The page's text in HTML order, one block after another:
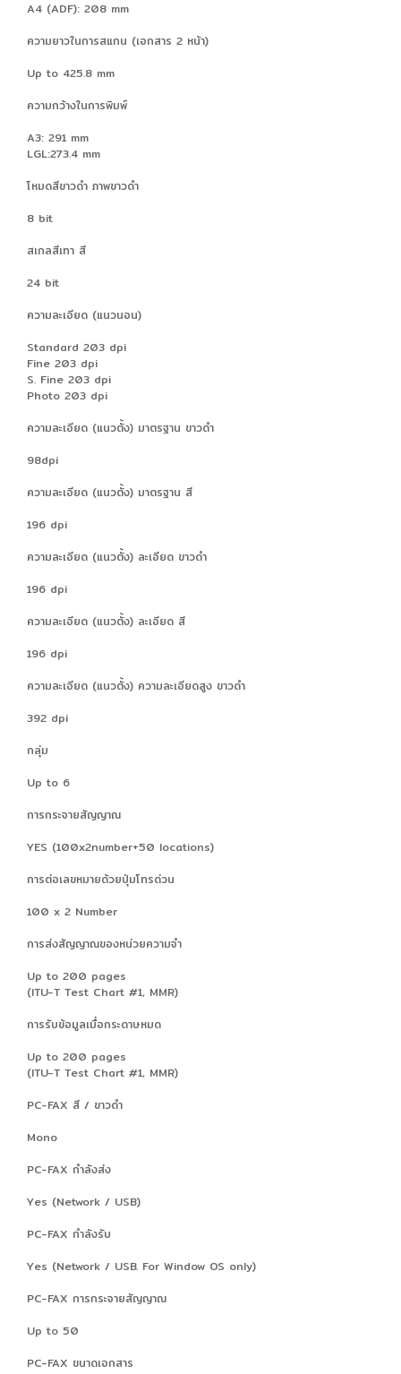
A4 (ADF): 208 mm
ความยาวในการสแกน (เอกสาร 2 หน้า)
Up to 425.8 mm
ความกว้างในการพิมพ์
A3: 291 mm
LGL:273.4 mm
โหมดสีขาวดำ ภาพขาวดำ
8 bit
สเกลสีเทา สี
24 bit
ความละเอียด (แนวนอน)
Standard 203 dpi
Fine 203 dpi
S. Fine 203 dpi
Photo 203 dpi
ความละเอียด (แนวตั้ง) มาตรฐาน ขาวดำ
98dpi
ความละเอียด (แนวตั้ง) มาตรฐาน สี
196 dpi
ความละเอียด (แนวตั้ง) ละเอียด ขาวดำ
196 dpi
ความละเอียด (แนวตั้ง) ละเอียด สี
196 dpi
ความละเอียด (แนวตั้ง) ความละเอียดสูง ขาวดำ
392 dpi
กลุ่ม
Up to 6
การกระจายสัญญาณ
YES (100x2number+50 locations)
การต่อเลขหมายด้วยปุ่มโทรด่วน
100 x 2 Number
การส่งสัญญาณของหน่วยความจำ
Up to 200 pages
(ITU-T Test Chart #1, MMR)
การรับข้อมูลเมื่อกระดาษหมด
Up to 200 pages
(ITU-T Test Chart #1, MMR)
PC-FAX สี / ขาวดำ
Mono
PC-FAX กำลังส่ง
Yes (Network / USB)
PC-FAX กำลังรับ
Yes (Network / USB. For Window OS only)
PC-FAX การกระจายสัญญาณ
Up to 50
PC-FAX ขนาดเอกสาร